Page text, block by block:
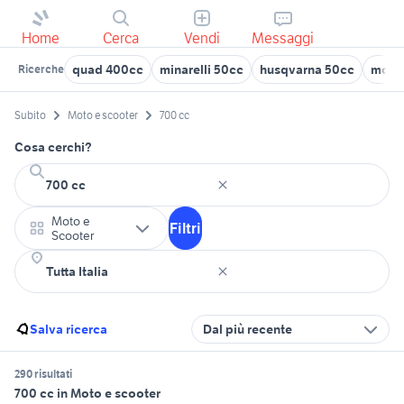
Home Cerca Vendi Messaggi
Ricerche quad 400cc minarelli 50cc husqvarna 50cc
Subito Moto e scooter 700 cc
Cosa cerchi?
Moto e
Scooter
Filtri
Salva ricerca Dal più recente
290 risultati
700 cc in Moto e scooter